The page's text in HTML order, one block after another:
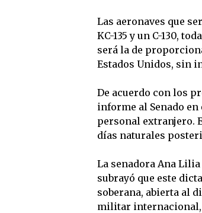
Las aeronaves que
KC-135 y un C-130,
será la de
Estados Unidos, sin
De acuerdo con los
informe al Senado
personal extranjero.
días naturales
La senadora Ana
subrayó que este
soberana, abierta al
militar internacional,